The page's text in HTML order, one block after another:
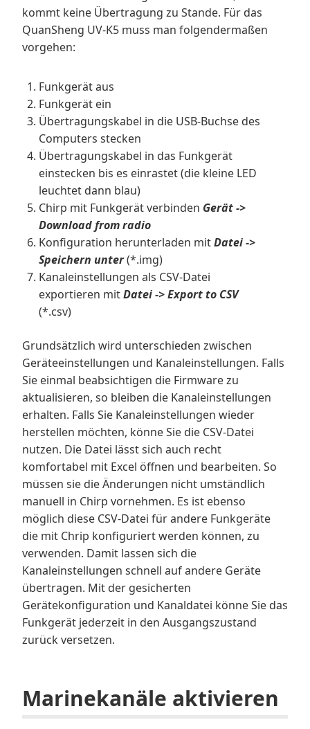
kommt keine Übertragung zu Stande. Für das
QuanSheng UV-K5 muss man folgendermaßen
vorgehen:
Funkgerät aus
Funkgerät ein
Übertragungskabel in die USB-Buchse des
Computers stecken
Übertragungskabel in das Funkgerät
einstecken bis es einrastet (die kleine LED
leuchtet dann blau)
Chirp mit Funkgerät verbinden Gerät ->
Download from radio
Konfiguration herunterladen mitDatei ->
Speichern unter(*.img)
Kanaleinstellungen als CSV-Datei
exportieren mitDatei -> Export to CSV
(*.csv)
Grundsätzlich wird unterschieden zwischen
Geräteeinstellungen und Kanaleinstellungen. Falls
Sie einmal beabsichtigen die Firmware zu
aktualisieren, so bleiben die Kanaleinstellungen
erhalten. Falls Sie Kanaleinstellungen wieder
herstellen möchten, könne Sie die CSV-Datei
nutzen. Die Datei lässt sich auch recht
komfortabel mit Excel öffnen und bearbeiten. So
müssen sie die Änderungen nicht umständlich
manuell in Chirp vornehmen. Es ist ebenso
möglich diese CSV-Datei für andere Funkgeräte
die mit Chrip konfiguriert werden können, zu
verwenden. Damit lassen sich die
Kanaleinstellungen schnell auf andere Geräte
übertragen. Mit der gesicherten
Gerätekonfiguration und Kanaldatei könne Sie das
Funkgerät jederzeit in den Ausgangszustand
zurück versetzen.
Marinekanäle aktivieren